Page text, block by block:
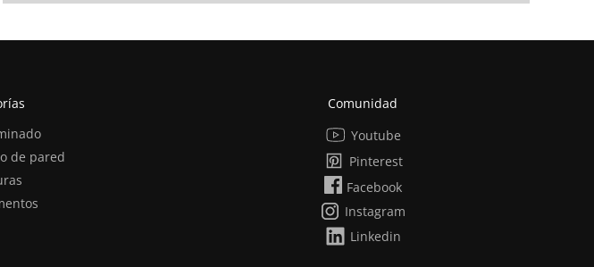
de pared
Comunidad
Youtube
Pinterest
Facebook
Instagram
Linkedin